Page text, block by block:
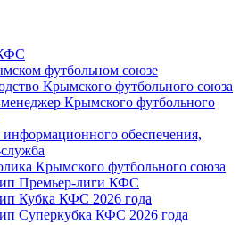
футбольном союзе
Крымского футбольного союза
Крымского футбольного
обеспечения,
Крымского футбольного союза
Премьер-лиги КФС
Кубка КФС 2026 года
Суперкубка КФС 2026 года